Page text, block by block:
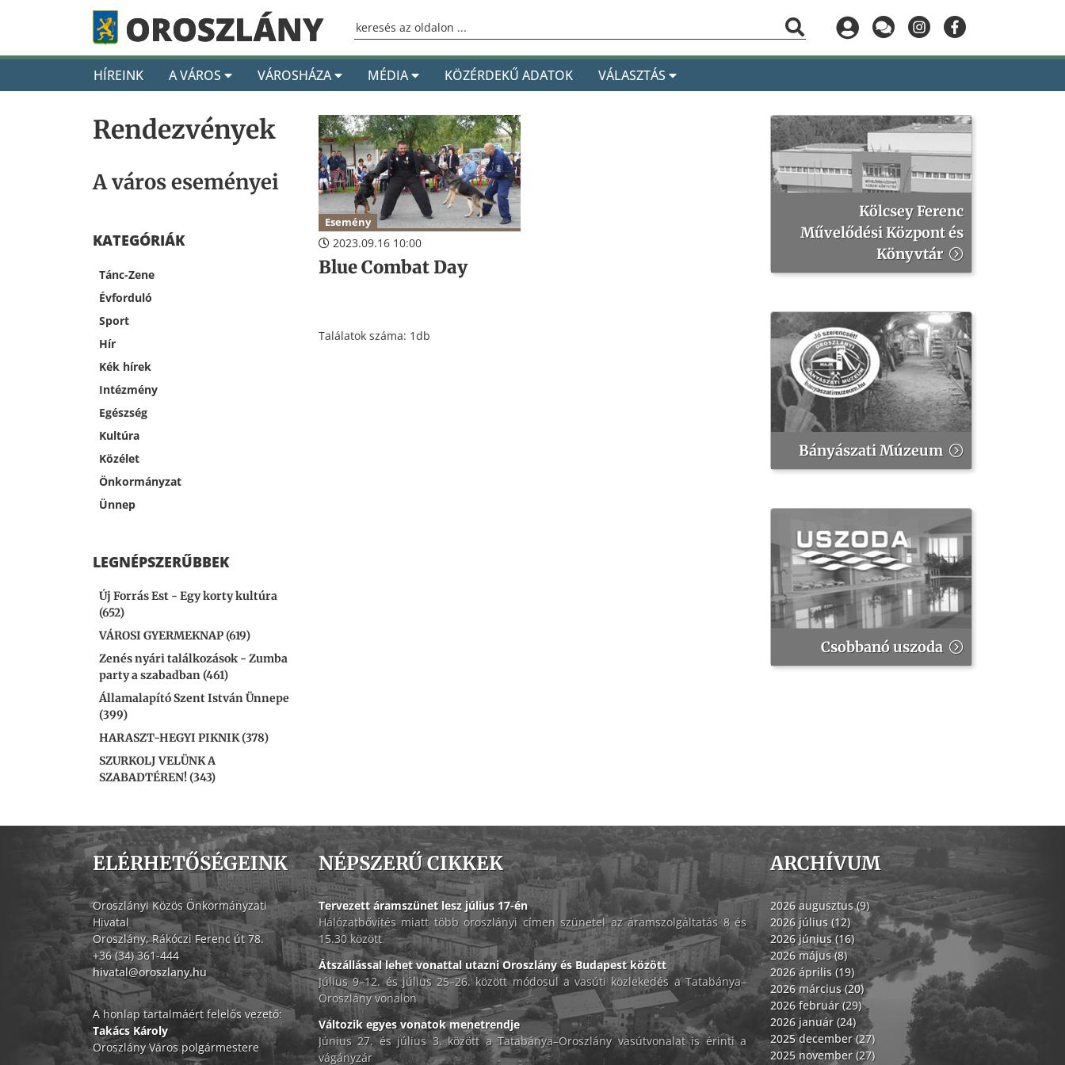
HÍREINK A VÁROS VÁROSHÁZA MÉDIA KÖZÉRDEKŰ ADATOK VÁLASZTÁS
Rendezvények
A város eseményei
KATEGÓRIÁK
Tánc-Zene
Évforduló
Sport
Hír
Kék hírek
Intézmény
Egészség
Kultúra
Közélet
Önkormányzat
Ünnep
LEGNÉPSZERŰBBEK
Új Forrás Est - Egy korty kultúra
(652)
VÁROSI GYERMEKNAP (619)
Zenés nyári találkozások - Zumba
party a szabadban (461)
Államalapító Szent István Ünnepe
(399)
HARASZT-HEGYI PIKNIK (378)
SZURKOLJ VELÜNK A
SZABADTÉREN! (343)
Esemény
2023.09.16 10:00
Blue Combat Day
Találatok száma: 1db
Kölcsey Ferenc
Művelődési Központ és
Könyvtár
Bányászati Múzeum
Csobbanó uszoda
ELÉRHETŐSÉGEINK
Oroszlányi Közös Önkormányzati
Hivatal
Oroszlány, Rákóczi Ferenc út 78.
+36 (34) 361-444
hivatal@oroszlany.hu
A honlap tartalmáért felelős vezető:
Takács Károly
Oroszlány Város polgármestere
NÉPSZERŰ CIKKEK
Tervezett áramszünet lesz július 17-én
Hálózatbővítés miatt több oroszlányi címen szünetel az áramszolgáltatás 8 és
15.30 között
Átszállással lehet vonattal utazni Oroszlány és Budapest között
Július 9–12. és július 25–26. között módosul a vasúti közlekedés a Tatabánya–
Oroszlány vonalon
Változik egyes vonatok menetrendje
Június 27. és július 3. között a Tatabánya–Oroszlány vasútvonalat is érinti a
vágányzár
ARCHÍVUM
2026 augusztus (9)
2026 július (12)
2026 június (16)
2026 május (8)
2026 április (19)
2026 március (20)
2026 február (29)
2026 január (24)
2025 december (27)
2025 november (27)